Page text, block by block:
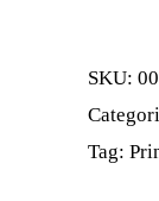
SKU:
Tag: